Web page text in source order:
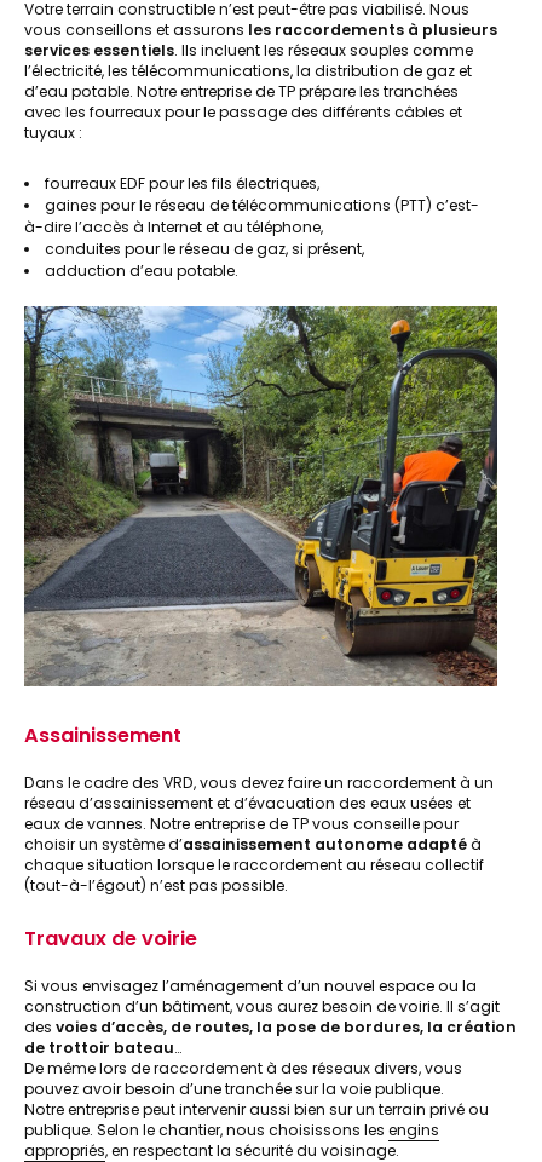
Votre terrain constructible n’est peut-être pas viabilisé. Nous
vous conseillons et assurons les raccordements à plusieurs
services essentiels. Ils incluent les réseaux souples comme
l’électricité, les télécommunications, la distribution de gaz et
d’eau potable. Notre entreprise de TP prépare les tranchées
avec les fourreaux pour le passage des différents câbles et
tuyaux :
fourreaux EDF pour les fils électriques,
gaines pour le réseau de télécommunications (PTT) c’est-
à-dire l’accès à Internet et au téléphone,
conduites pour le réseau de gaz, si présent,
adduction d’eau potable.
Assainissement
Dans le cadre des VRD, vous devez faire un raccordement à un
réseau d’assainissement et d’évacuation des eaux usées et
eaux de vannes. Notre entreprise de TP vous conseille pour
choisir un système d’assainissement autonome adaptéà
chaque situation lorsque le raccordement au réseau collectif
(tout-à-l’égout) n’est pas possible.
Travaux de voirie
Si vous envisagez l’aménagement d’un nouvel espace ou la
construction d’un bâtiment, vous aurez besoin de voirie. Il s’agit
des voies d’accès, de routes, la pose de bordures, la création
de trottoir bateau…
De même lors de raccordement à des réseaux divers, vous
pouvez avoir besoin d’une tranchée sur la voie publique.
Notre entreprise peut intervenir aussi bien sur un terrain privé ou
publique. Selon le chantier, nous choisissons les engins
appropriés, en respectant la sécurité du voisinage.